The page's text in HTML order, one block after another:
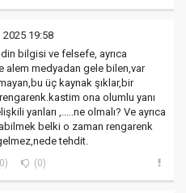
2025 19:58
bilgisi ve felsefe, ayrıca
alem medyadan gele bilen,var
üç kaynak şıklar,bir
ona olumlu yanı
yanları ,.....ne olmalı? Ve ayrıca
belki o zaman rengarenk
tehdit.
(0)